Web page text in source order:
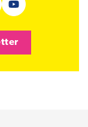
fenêtre)
(nouvelle fenêtre)
(nouvelle
Youtube